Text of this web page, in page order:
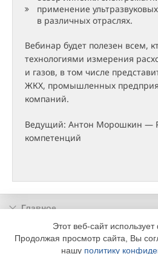
применение
в различных отраслях.
Вебинар будет полезен всем,
технологиями измерения
и газов, в том числе
ЖКХ, промышленных
компаний.
Ведущий: Антон Морошкин —
компетенций
Главное
Подписка
Информация
Этот веб-сайт
Продолжая просмотр сайта, Вы
нашу политику